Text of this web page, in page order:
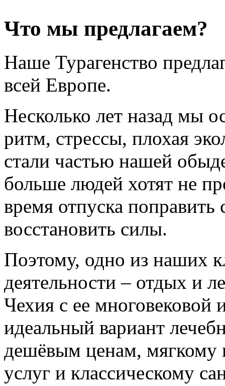
Что мы предлагаем?
Наше Турагенство
всей Европе.
Несколько лет назад мы
ритм, стрессы, плохая
стали частью нашей
больше людей хотят не
время отпуска поправить
восстановить силы.
Поэтому, одно из наших
деятельности – отдых и
Чехия с ее многовековой
идеальный вариант
дешёвым ценам, мягкому
услуг и классическому